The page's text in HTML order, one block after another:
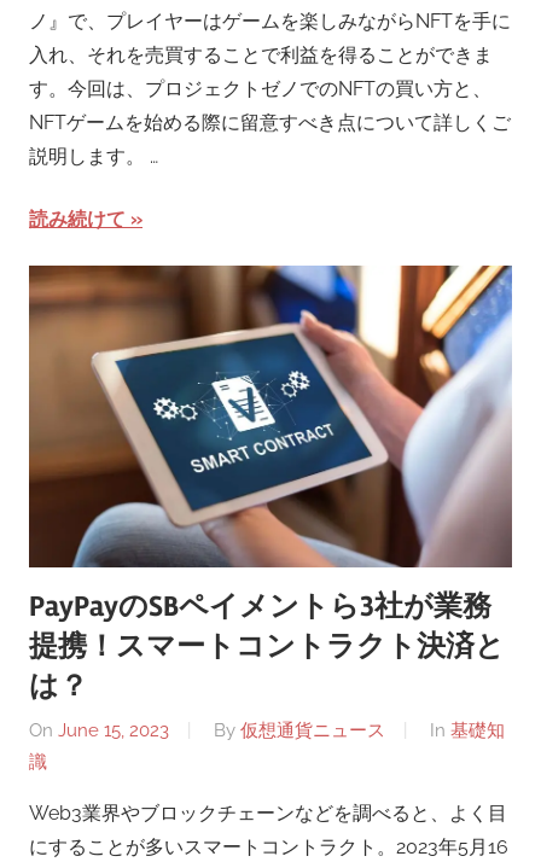
ノ』で、プレイヤーはゲームを楽しみながらNFTを手に
入れ、それを売買することで利益を得ることができま
す。今回は、プロジェクトゼノでのNFTの買い方と、
NFTゲームを始める際に留意すべき点について詳しくご
説明します。 …
読み続けて
PayPayのSBペイメントら3社が業務
提携！スマートコントラクト決済と
は？
On June 15, 2023 By 仮想通貨ニュース In 基礎知
識
Web3業界やブロックチェーンなどを調べると、よく目
にすることが多いスマートコントラクト。2023年5月16